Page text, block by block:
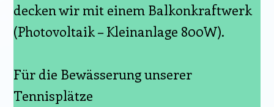
decken wir mit einem Balkonkraftwerk
(Photovoltaik – Kleinanlage 800W).
Für die Bewässerung unserer
Tennisplätze